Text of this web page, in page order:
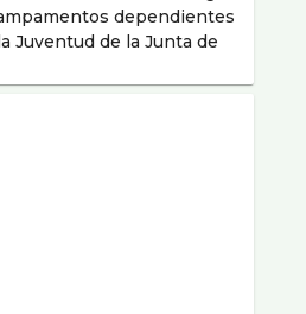
dependientes
Juventud de la Junta de